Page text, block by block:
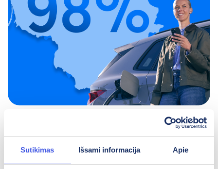
Sutikimas Išsami informacija Apie
Kur jūsų kelias – ten ir įkrovimo stotelė